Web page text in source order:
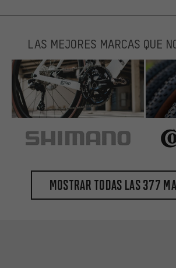
LAS MEJORES MARCAS QUE
Mostrar todas las 377